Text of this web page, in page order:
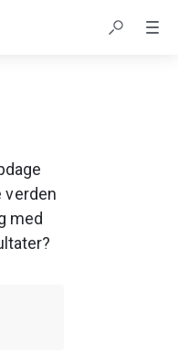
verden
med